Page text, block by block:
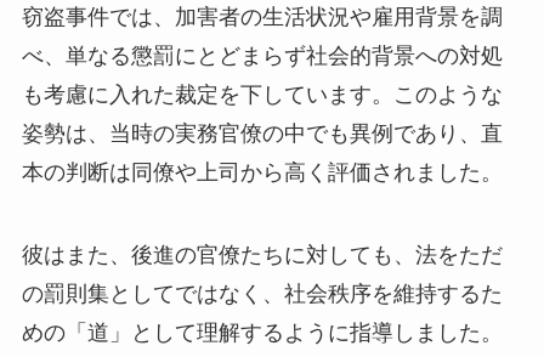
窃盗事件では、加害者の生活状況や雇用背景を調
べ、単なる懲罰にとどまらず社会的背景への対処
も考慮に入れた裁定を下しています。このような
姿勢は、当時の実務官僚の中でも異例であり、直
本の判断は同僚や上司から高く評価されました。
彼はまた、後進の官僚たちに対しても、法をただ
の罰則集としてではなく、社会秩序を維持するた
めの「道」として理解するように指導しました。